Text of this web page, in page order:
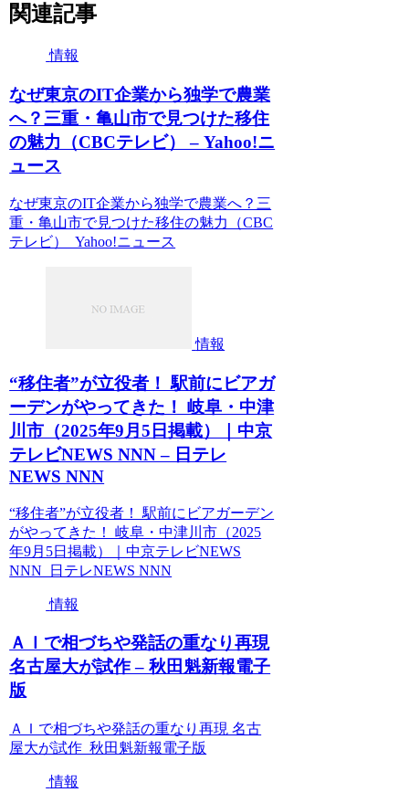
関連記事
情報
なぜ東京のIT企業から独学で農業
へ？三重・亀山市で見つけた移住
の魅力（CBCテレビ） – Yahoo!ニ
ュース
なぜ東京のIT企業から独学で農業へ？三
重・亀山市で見つけた移住の魅力（CBC
テレビ） Yahoo!ニュース
情報
“移住者”が立役者！ 駅前にビアガ
ーデンがやってきた！ 岐阜・中津
川市（2025年9月5日掲載）｜中京
テレビNEWS NNN – 日テレ
NEWS NNN
“移住者”が立役者！ 駅前にビアガーデン
がやってきた！ 岐阜・中津川市（2025
年9月5日掲載）｜中京テレビNEWS
NNN 日テレNEWS NNN
情報
ＡＩで相づちや発話の重なり再現
名古屋大が試作 – 秋田魁新報電子
版
ＡＩで相づちや発話の重なり再現 名古
屋大が試作 秋田魁新報電子版
情報